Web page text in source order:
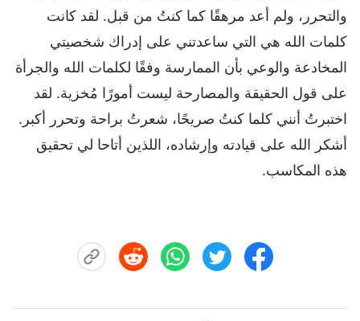
والتحرر، ولم أعد مرهقًا كما كنتُ من قبل. لقد كانت
كلمات الله هي التي ساعدتني على إدراك شخصيتي
المخادعة والوعي بأن الممارسة وفقًا لكلمات الله والجرأة
على قول الحقيقة والمصارحة ليست أمورًا مُخزية. لقد
اختبرتُ أنني كلما كنتُ صريحًا، شعرتُ براحة وتحرر أكبر.
أشكر الله على قيادته وإرشاده، اللذين أتاحا لي تحقيق
هذه المكاسب.